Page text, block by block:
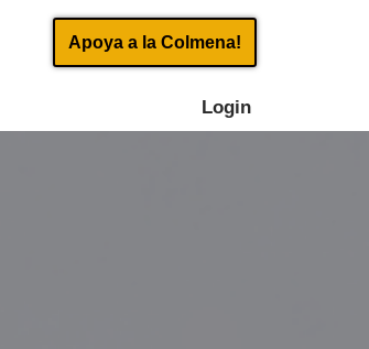
Apoya a la Colmena!
Login